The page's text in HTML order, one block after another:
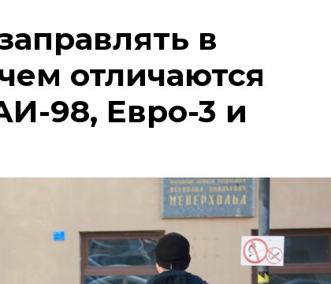
в
отличаются
98, Евро-3 и